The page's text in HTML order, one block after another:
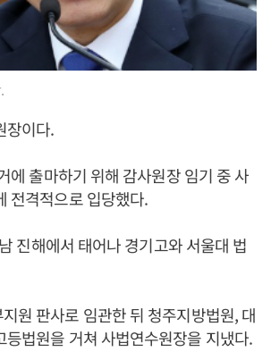
장이다.
에 출마하기 위해 감사원장 임기 중 사
전격적으로 입당했다.
진해에서 태어나 경기고와 서울대 법
원 판사로 임관한 뒤 청주지방법원, 대
등법원을 거쳐 사법연수원장을 지냈다.